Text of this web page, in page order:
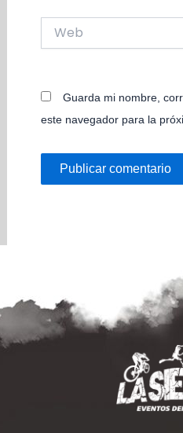
Guarda mi nombre,
este navegador para la